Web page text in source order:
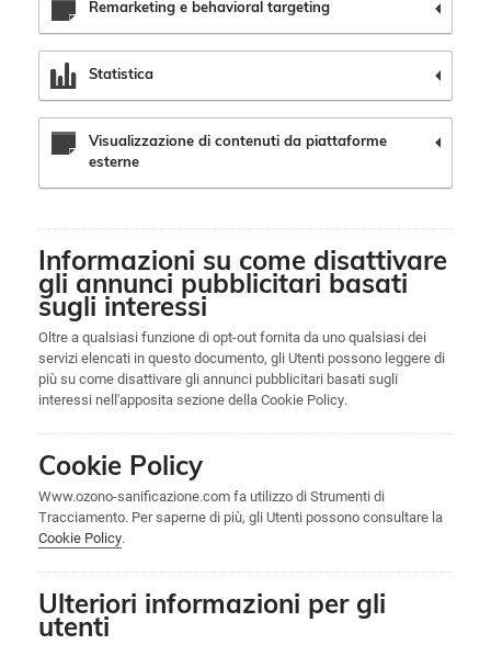
Remarketing e behavioral targeting
Statistica
Visualizzazione di contenuti da piattaforme
esterne
Informazioni su come disattivare
gli annunci pubblicitari basati
sugli interessi
Oltre a qualsiasi funzione di opt-out fornita da uno qualsiasi dei
servizi elencati in questo documento, gli Utenti possono leggere di
più su come disattivare gli annunci pubblicitari basati sugli
interessi nell'apposita sezione della Cookie Policy.
Cookie Policy
Www.ozono-sanificazione.com fa utilizzo di Strumenti di
Tracciamento. Per saperne di più, gli Utenti possono consultare la
Cookie Policy.
Ulteriori informazioni per gli
utenti